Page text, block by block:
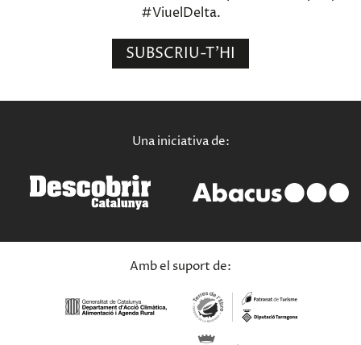
#ViuelDelta.
SUBSCRIU-T'HI
Una iniciativa de:
Amb el suport de: